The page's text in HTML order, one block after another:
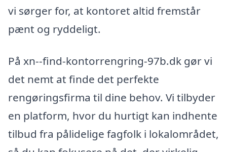
vi sørger for, at kontoret altid fremstår
pænt og ryddeligt.
På xn--find-kontorrengring-97b.dk gør vi
det nemt at finde det perfekte
rengøringsfirma til dine behov. Vi tilbyder
en platform, hvor du hurtigt kan indhente
tilbud fra pålidelige fagfolk i lokalområdet,